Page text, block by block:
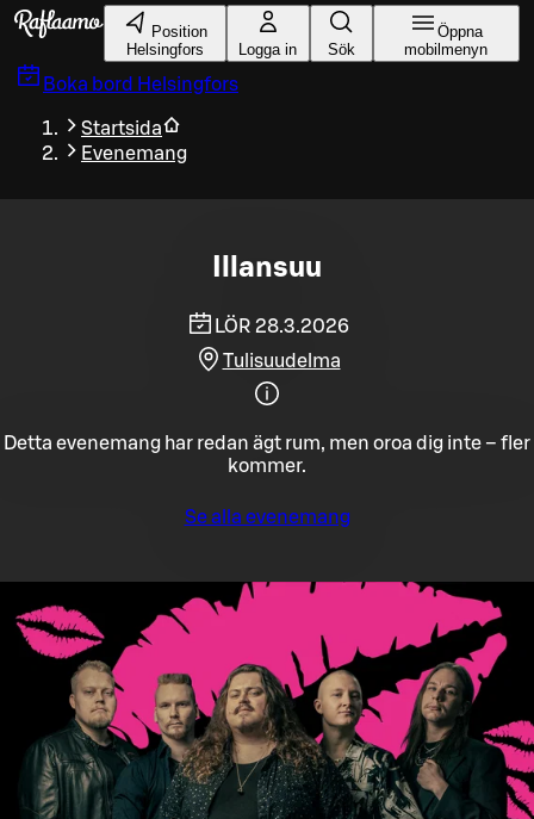
Gå till huvudinnehållet
Position
Helsingfors
Logga in Sök
Öppna
mobilmenyn
Boka bord Helsingfors
Startsida
Evenemang
Illansuu
LÖR 28.3.2026
Tulisuudelma
Detta evenemang har redan ägt rum, men oroa dig inte – fler
kommer.
Se alla evenemang